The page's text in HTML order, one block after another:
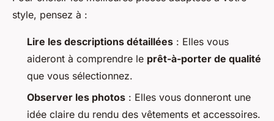
style, pensez à :
Lire les descriptions détaillées : Elles vous
aideront à comprendre le prêt-à-porter de qualité
que vous sélectionnez.
Observer les photos : Elles vous donneront une
idée claire du rendu des vêtements et accessoires.